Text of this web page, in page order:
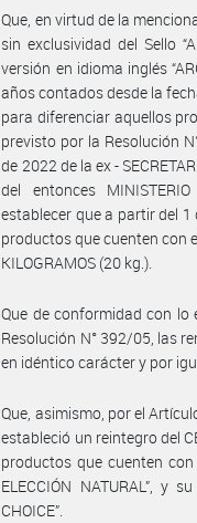
Que, en virtud de la
sin exclusividad del Sello
versión en idioma inglés
años contados desde la
para diferenciar aquellos
previsto por la Resolución
de 2022 de la ex -
del entonces
establecer que a partir del 1
productos que cuenten con
KILOGRAMOS (20 kg.).
Que de conformidad con lo
Resolución N° 392/05, las
en idéntico carácter y por
Que, asimismo, por el
estableció un reintegro del
productos que cuenten con
ELECCIÓN NATURAL”, y
CHOICE”.